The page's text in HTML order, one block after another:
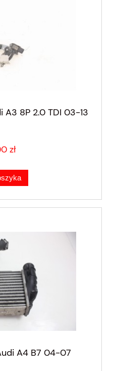
A3 8P 2.0 TDI 03-13
zł
A4 B7 04-07